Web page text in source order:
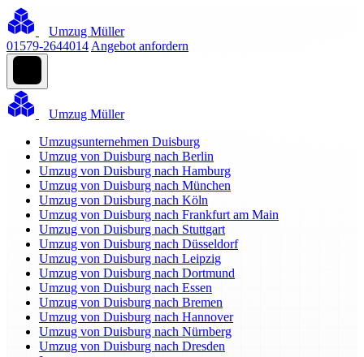
Umzug Müller
01579-2644014 Angebot anfordern
Umzug Müller
Umzugsunternehmen Duisburg
Umzug von Duisburg nach Berlin
Umzug von Duisburg nach Hamburg
Umzug von Duisburg nach München
Umzug von Duisburg nach Köln
Umzug von Duisburg nach Frankfurt am Main
Umzug von Duisburg nach Stuttgart
Umzug von Duisburg nach Düsseldorf
Umzug von Duisburg nach Leipzig
Umzug von Duisburg nach Dortmund
Umzug von Duisburg nach Essen
Umzug von Duisburg nach Bremen
Umzug von Duisburg nach Hannover
Umzug von Duisburg nach Nürnberg
Umzug von Duisburg nach Dresden